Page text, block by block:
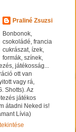
Praliné Zsuzsi
Bonbonok,
csokoládé, francia
cukrászat, ízek,
formák, színek,
játékosság...
ott van
vagy rá,
Shotts). Az
játékos
átadni Neked is!
Lívia)